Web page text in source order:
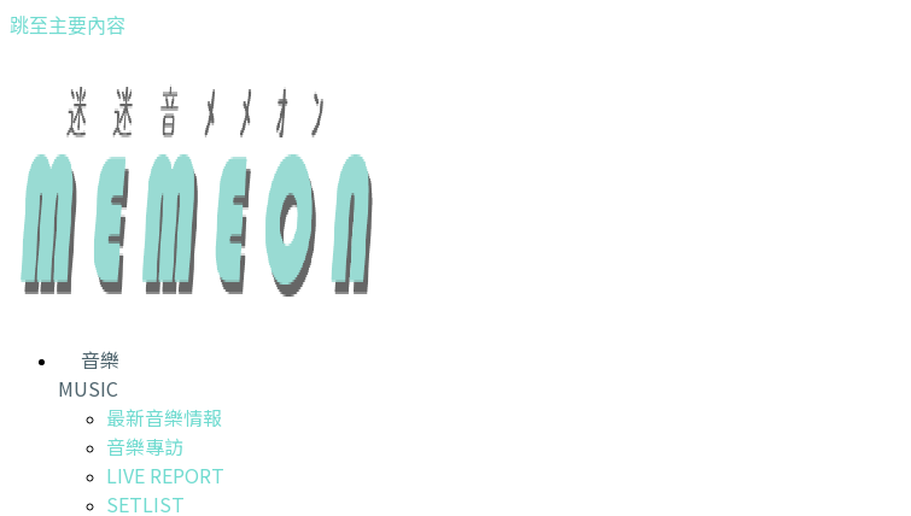
跳至主要內容
音樂
MUSIC
最新音樂情報
音樂專訪
LIVE REPORT
SETLIST